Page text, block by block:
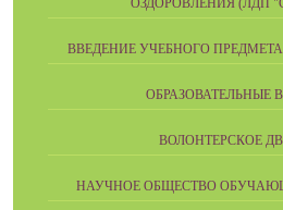
ОЗДОРОВЛЕНИЯ (ЛДП
ВВЕДЕНИЕ УЧЕБНОГО
ОБРАЗОВАТЕЛЬНЫЕ
ВОЛОНТЕРСКОЕ
НАУЧНОЕ ОБЩЕСТВО